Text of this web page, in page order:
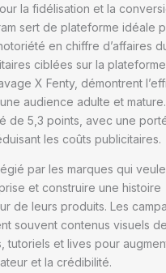
la fidélisation et la
sert de plateforme idéale
en chiffre d’affaires
ciblées sur la plateforme
X Fenty, démontrent
audience adulte et mature.
de 5,3 points, avec une
les coûts publicitaires.
par les marques qui
et construire une histoire
de leurs produits. Les
souvent contenus visuels
tutoriels et lives pour
et la crédibilité.